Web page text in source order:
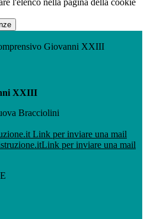
l'elenco nella pagina della cookie
Giovanni XXIII
XXIII
Bracciolini
Link per inviare una mail
Link per inviare una mail